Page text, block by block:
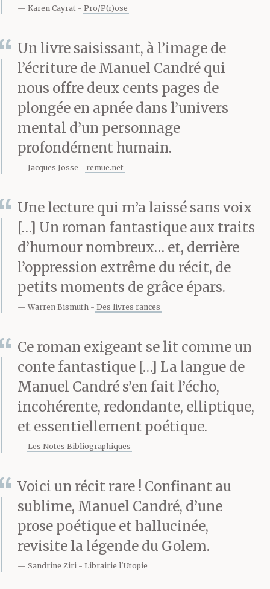
mère. Bientôt, partout
sur moi les voix coulent
comme l’eau. Tremblant
de dégoût, je me réfugie
sous la couverture que
j’ai pliée, puis déplié
d’une certaine manière
prévision de tels
désagréments de sorte
qu’elle est dépositaire
de certains pouvoirs de
protection.
Si je tente de tenir une
frontière entre ce que je
rêve, ce que je vis et les
souvenirs qui me
la plus confuse, c’est
une pâte indémêlable.
Karen Cayrat Pro/P(r)ose
Un livre saisissant, à l’image de
l’écriture de Manuel Candré qui
nous offre deux cents pages de
plongée en apnée dans l’univers
mental d’un personnage
profondément humain.
Jacques Josse remue.net
Une lecture qui m’a laissé sans voix
[…] Un roman fantastique aux traits
d’humour nombreux… et, derrière
l’oppression extrême du récit, de
petits moments de grâce épars.
Warren Bismuth Des livres rances
Ce roman exigeant se lit comme un
conte fantastique […] La langue de
Manuel Candré s’en fait l’écho,
incohérente, redondante, elliptique,
et essentiellement poétique.
Les Notes Bibliographiques
Voici un récit rare ! Confinant au
sublime, Manuel Candré, d’une
prose poétique et hallucinée,
revisite la légende du Golem.
Sandrine Ziri Librairie l'Utopie